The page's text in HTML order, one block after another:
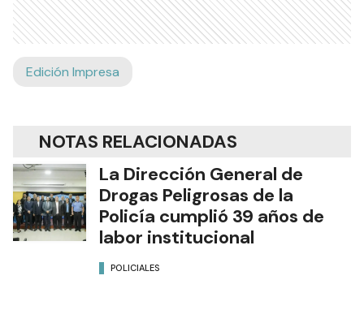
Edición Impresa
NOTAS RELACIONADAS
La Dirección General de
Drogas Peligrosas de la
Policía cumplió 39 años de
labor institucional
POLICIALES